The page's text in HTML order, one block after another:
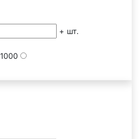
+ шт.
1000